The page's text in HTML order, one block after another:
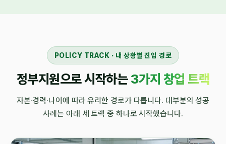
POLICY TRACK · 내 상황별 진입 경로
정부지원으로 시작하는 3가지 창업 트랙
자본·경력·나이에 따라 유리한 경로가 다릅니다. 대부분의 성공
사례는 아래 세 트랙 중 하나로 시작했습니다.